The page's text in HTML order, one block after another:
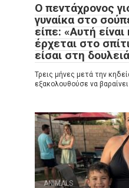
Ο πεντάχρονος
γυναίκα στο
είπε: «Αυτή
έρχεται στο
είσαι στη
Τρεις μήνες μετά την
εξακολουθούσε να
ANIMALS